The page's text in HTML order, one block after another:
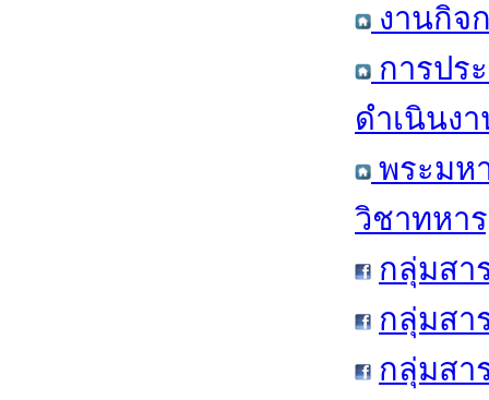
งานกิจ
การปร
ดำเนินง
พระมห
วิชาทหา
กลุ่มสา
กลุ่มสา
กลุ่มสา